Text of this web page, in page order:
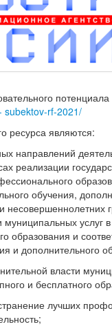
subektov-rf-2021/
ресурса являются:
направлений
реализации
обучения,
муниципальных
образования и
и дополнительного
власти
и бесплатного
лучших